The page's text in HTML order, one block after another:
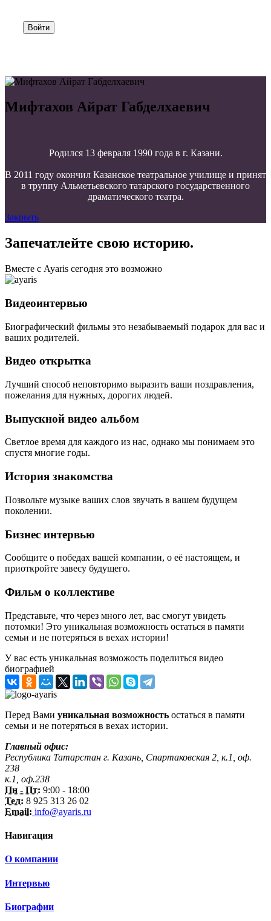
Войти
Мифтахов Айрат Габделхаевич
Родился 13 февраля 1990 года в г. Казани.
В 2011 году окончил Казанское театральное училище и принят
в труппу Альметьевского татарского государственного
драматического театра.
Закрыть
Запечатлейте свою историю.
Вместе с Ayaris сегодня это возможно
Видеоинтервью
Биографический фильмы это незабываемый подарок для вас и
ваших родителей.
Видео открытка
Лучший способ неповторимо выразить ваши поздравления,
пожелания для нужных, дорогих людей.
Выпускной видео альбом
Светлое время для каждого из нас, однако мы понимаем это
спустя многие годы.
История знакомства
Позвольте музыке ваших слов звучать в вашем будущем
поколении.
Бизнес интервью
Сообщите о победах вашей компании, о её настоящем, и
приоткройте завесу будущего.
Фильм о коллективе
Представьте, что через много лет, вас смогут увидеть
потомки! Это уникальная возможность остаться в памяти
семьи и не потеряться в вехах истории!
У вас есть уникальная возможость поделиться видео
биографией
Перед Вами уникальная возможность остаться в памяти
семьи и не потеряться в вехах истории.
Главный офис:
Республика Татарстан г. Казань, Спартаковская 2, к.1, оф.
238
к.1, оф.238
Пн - Пт: 9:00 - 18:00
Тел: 8 925 313 26 02
Email: info@ayaris.ru
Навигация
О компании
Интервью
Биографии